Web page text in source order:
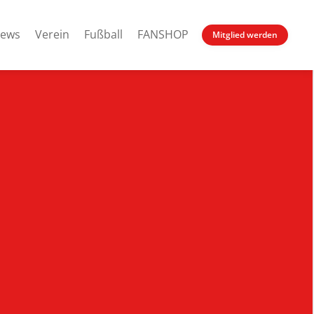
Verein Fußball FANSHOP Mitglied werden